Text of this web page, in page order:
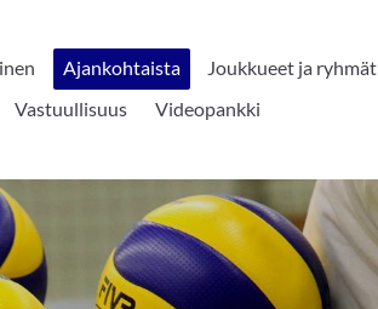
Ajankohtaista Joukkueet ja ryhmät
Vastuullisuus Videopankki